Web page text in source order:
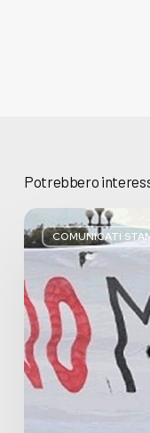
Potrebbero
COMUNICATI
Basta
bugie,
Regione
Lombardia
pratica
l’antimafia
solo
a
parole